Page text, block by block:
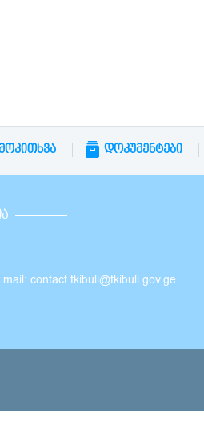
ᲓᲝᲙᲣᲛᲔᲜᲢᲔᲑᲘ
contact.tkibuli@tkibuli.gov.ge